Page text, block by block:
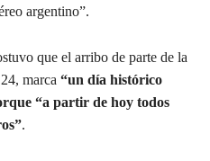
argentino”.
que el arribo de parte de la
marca “un día histórico
“a partir de hoy todos
.